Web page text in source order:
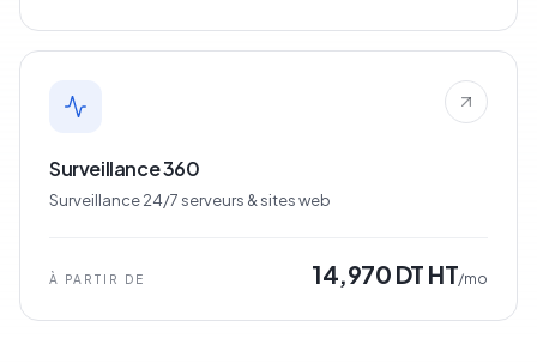
Surveillance 360
Surveillance 24/7 serveurs & sites web
À PARTIR DE 14,970 DT HT/mo